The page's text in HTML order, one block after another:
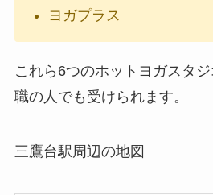
ヨガプラス
これら6つのホットヨガスタ
職の人でも受けられます。
三鷹台駅周辺の地図